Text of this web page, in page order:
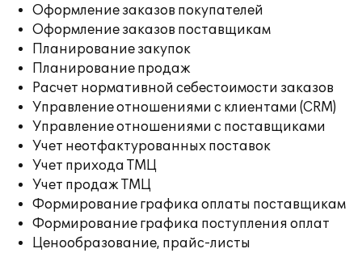
Оформление заказов покупателей
Оформление заказов поставщикам
Планирование закупок
Планирование продаж
Расчет нормативной себестоимости заказов
Управление отношениями с клиентами (CRM)
Управление отношениями с поставщиками
Учет неотфактурованных поставок
Учет прихода ТМЦ
Учет продаж ТМЦ
Формирование графика оплаты поставщикам
Формирование графика поступления оплат
Ценообразование, прайс-листы